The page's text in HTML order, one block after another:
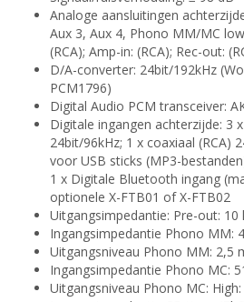
Analoge aansluitingen
Aux 3, Aux 4, Phono MM/MC
(RCA); Amp-in: (RCA); Rec-out:
D/A-converter: 24bit/192kHz
PCM1796)
Digital Audio PCM transceiver:
Digitale ingangen achterzijde: 3
24bit/96kHz; 1 x coaxiaal (RCA)
voor USB sticks (MP3-
1 x Digitale Bluetooth ingang
optionele X-FTB01 of X-FTB02
Uitgangsimpedantie: Pre-out: 10
Ingangsimpedantie Phono MM:
Uitgangsniveau Phono MM: 2,5
Ingangsimpedantie Phono MC:
Uitgangsniveau Phono MC: